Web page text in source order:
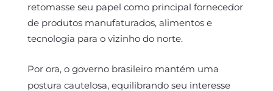
retomasse seu papel como principal fornecedor
de produtos manufaturados, alimentos e
tecnologia para o vizinho do norte.
Por ora, o governo brasileiro mantém uma
postura cautelosa, equilibrando seu interesse